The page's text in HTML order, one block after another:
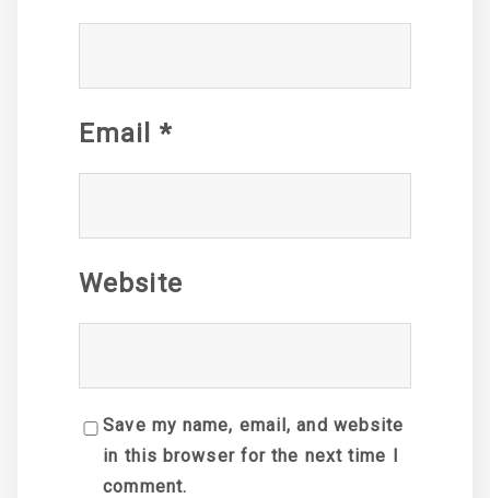
Email *
Website
Save my name, email, and website
in this browser for the next time I
comment.